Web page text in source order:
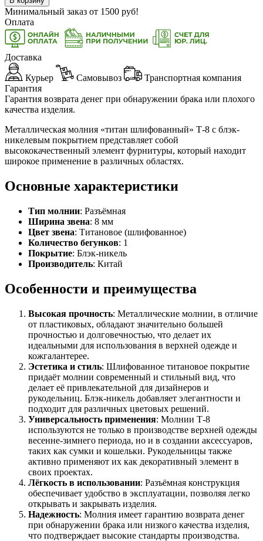
Минимальный заказ от 1500 руб!
Оплата
Доставка
Курьер Самовывоз
Транспортная компания
Гарантия
Гарантия возврата денег при обнаружении брака или плохого
качества изделия.
Металлическая молния «титан шлифованный» Т-8 с блэк-
никелевым покрытием представляет собой
высококачественный элемент фурнитуры, который находит
широкое применение в различных областях.
Основные характеристики
Тип молнии: Разъёмная
Ширина звена: 8 мм
Цвет звена: Титановое (шлифованное)
Количество бегунков: 1
Покрытие: Блэк-никель
Производитель: Китай
Особенности и преимущества
Высокая прочность: Металлические молнии, в отличие
от пластиковых, обладают значительно большей
прочностью и долговечностью, что делает их
идеальными для использования в верхней одежде и
кожгалантерее.
Эстетика и стиль: Шлифованное титановое покрытие
придаёт молнии современный и стильный вид, что
делает её привлекательной для дизайнеров и
рукодельниц. Блэк-никель добавляет элегантности и
подходит для различных цветовых решений.
Универсальность применения: Молнии Т-8
используются не только в производстве верхней одежды
весенне-зимнего периода, но и в создании аксессуаров,
таких как сумки и кошельки. Рукодельницы также
активно применяют их как декоративный элемент в
своих проектах.
Лёгкость в использовании: Разъёмная конструкция
обеспечивает удобство в эксплуатации, позволяя легко
открывать и закрывать изделия.
Надежность: Молния имеет гарантию возврата денег
при обнаружении брака или низкого качества изделия,
что подтверждает высокие стандарты производства.